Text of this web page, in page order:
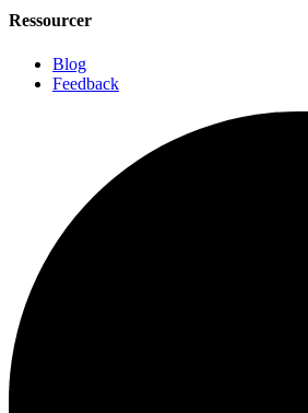
Ressourcer
Blog
Feedback